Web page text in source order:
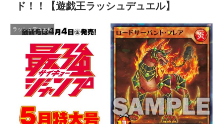
ド！！【遊戯王ラッシュデュエル】
ラッシュデュエル